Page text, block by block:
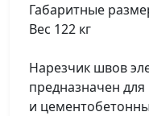
Габаритные
Вес 122 кг
Нарезчик швов
предназначен
и